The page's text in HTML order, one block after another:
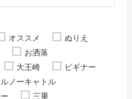
オススメ
ぬりえ
お洒落
大王崎
ビギナー
ルノーキャトル
三重